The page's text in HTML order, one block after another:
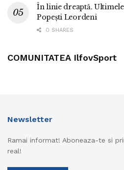
În linie dreaptă.
Popești Leordeni
0 SHARES
COMUNITATEA IlfovSport
Newsletter
Ramai informat! Aboneaza-te si
real!